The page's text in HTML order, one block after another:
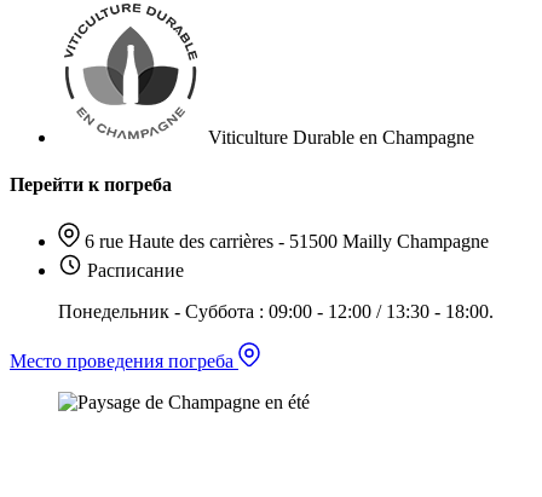
Viticulture Durable en Champagne
Перейти к погреба
6 rue Haute des carrières - 51500 Mailly Champagne
Расписание
Понедельник - Суббота : 09:00 - 12:00 / 13:30 - 18:00.
Место проведения погреба